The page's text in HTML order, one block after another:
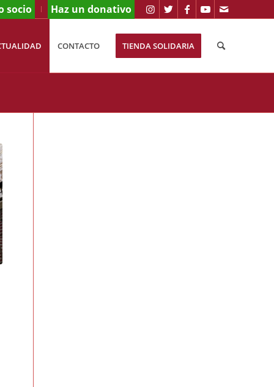
socio Haz un donativo
CONTACTO TIENDA SOLIDARIA